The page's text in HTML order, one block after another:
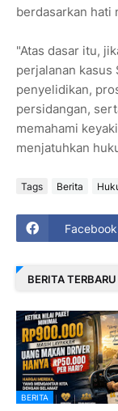
berdasarkan
"Atas dasar itu,
perjalanan kasus
penyelidikan,
persidangan,
memahami
menjatuhkan
Tags Berita
Facebook
BERITA TERBARU
BERITA